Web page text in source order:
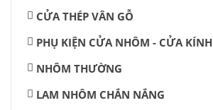
CỬA THÉP VÂN GỖ
PHỤ KIỆN CỬA NHÔM - CỬA KÍNH
NHÔM THƯỜNG
LAM NHÔM CHẮN NẮNG